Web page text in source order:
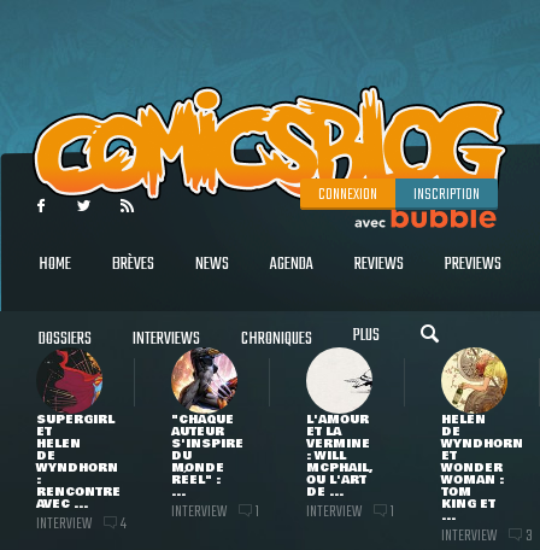
CONNEXION INSCRIPTION
HOME BRÈVES NEWS AGENDA REVIEWS PREVIEWS
DOSSIERS INTERVIEWS CHRONIQUES PLUS
SUPERGIRL
ET
HELEN
DE
WYNDHORN
:
RENCONTRE
AVEC ...
INTERVIEW 4
"CHAQUE
AUTEUR
S'INSPIRE
DU
MONDE
RÉEL" :
...
INTERVIEW 1
L'AMOUR
ET LA
VERMINE
: WILL
MCPHAIL,
OU L'ART
DE ...
INTERVIEW 1
HELEN
DE
WYNDHORN
ET
WONDER
WOMAN :
TOM
KING ET
...
INTERVIEW 3